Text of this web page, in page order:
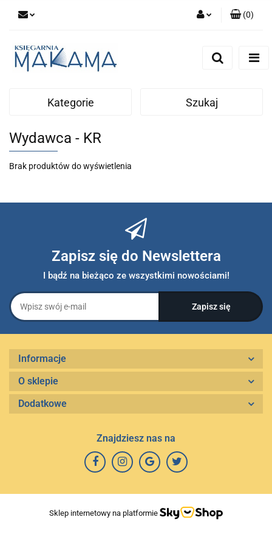
(0)
Kategorie Szukaj
Wydawca - KR
Brak produktów do wyświetlenia
Zapisz się do Newslettera
I bądź na bieżąco ze wszystkimi nowościami!
Informacje
O sklepie
Dodatkowe
Znajdziesz nas na
Sklep internetowy na platformie